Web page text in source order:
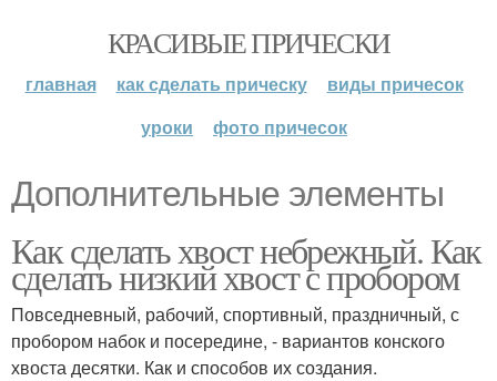
КРАСИВЫЕ ПРИЧЕСКИ
главная как сделать прическу
виды причесок
уроки
фото причесок
Дополнительные элементы
Как сделать хвост небрежный. Как
сделать низкий хвост с пробором
Повседневный, рабочий, спортивный, праздничный, с
пробором набок и посередине, - вариантов конского
хвоста десятки. Как и способов их создания.